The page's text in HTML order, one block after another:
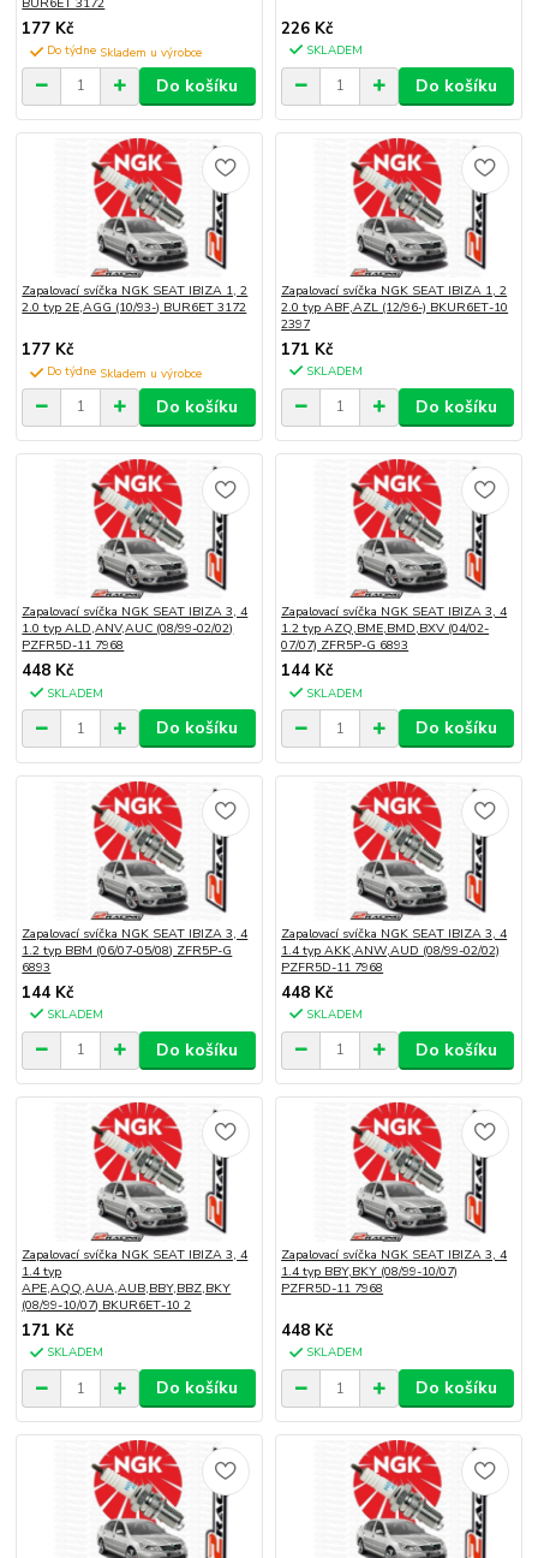
177 Kč
Do týdne
Do košíku
226 Kč
SKLADEM
Do košíku
Zapalovací svíčka NGK SEAT IBIZA 1, 2
2.0 typ 2E,AGG (10/93-) BUR6ET 3172
177 Kč
Do týdne
Do košíku
Zapalovací svíčka NGK SEAT IBIZA 1, 2
2.0 typ ABF,AZL (12/96-) BKUR6ET-10
2397
171 Kč
SKLADEM
Do košíku
Zapalovací svíčka NGK SEAT IBIZA 3, 4
1.0 typ ALD,ANV,AUC (08/99-02/02)
PZFR5D-11 7968
448 Kč
SKLADEM
Do košíku
Zapalovací svíčka NGK SEAT IBIZA 3, 4
1.2 typ AZQ,BME,BMD,BXV (04/02-
07/07) ZFR5P-G 6893
144 Kč
SKLADEM
Do košíku
Zapalovací svíčka NGK SEAT IBIZA 3, 4
1.2 typ BBM (06/07-05/08) ZFR5P-G
6893
144 Kč
SKLADEM
Do košíku
Zapalovací svíčka NGK SEAT IBIZA 3, 4
1.4 typ AKK,ANW,AUD (08/99-02/02)
PZFR5D-11 7968
448 Kč
SKLADEM
Do košíku
Zapalovací svíčka NGK SEAT IBIZA 3, 4
1.4 typ
APE,AQQ,AUA,AUB,BBY,BBZ,BKY
(08/99-10/07) BKUR6ET-10 2
171 Kč
SKLADEM
Do košíku
Zapalovací svíčka NGK SEAT IBIZA 3, 4
1.4 typ BBY,BKY (08/99-10/07)
PZFR5D-11 7968
448 Kč
SKLADEM
Do košíku